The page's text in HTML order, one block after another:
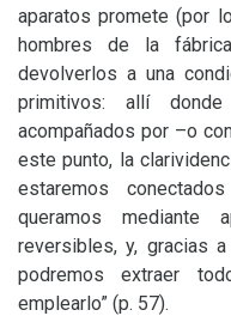
aparatos promete (por
hombres de la
devolverlos a una
primitivos: allí donde
acompañados por –o
este punto, la
estaremos
queramos mediante
reversibles, y, gracias
podremos extraer
emplearlo” (p. 57).